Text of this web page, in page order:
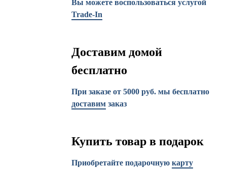
Вы можете воспользоваться услугой
Trade-In
Доставим домой
бесплатно
При заказе от 5000 руб. мы бесплатно
доставим заказ
Купить товар в подарок
Приобретайте подарочную карту